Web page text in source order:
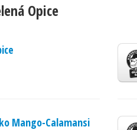
Opice
Mango-Calamansi